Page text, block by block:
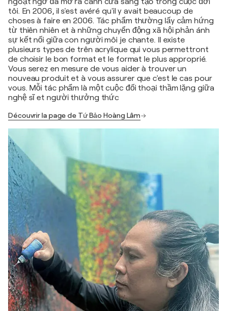
tôi. En 2006, il s'est avéré qu'il y avait beaucoup de
choses à faire en 2006. Tác phẩm thường lấy cảm hứng
từ thiên nhiên et à những chuyển động xã hội phản ánh
sự kết nối giữa con người môi je chante. Il existe
plusieurs types de trên acrylique qui vous permettront
de choisir le bon format et le format le plus approprié.
Vous serez en mesure de vous aider à trouver un
nouveau produit et à vous assurer que c'est le cas pour
vous. Mỗi tác phẩm là một cuộc đối thoại thầm lặng giữa
nghệ sĩ et người thưởng thức
Découvrir la page de Tứ Bảo Hoàng Lâm